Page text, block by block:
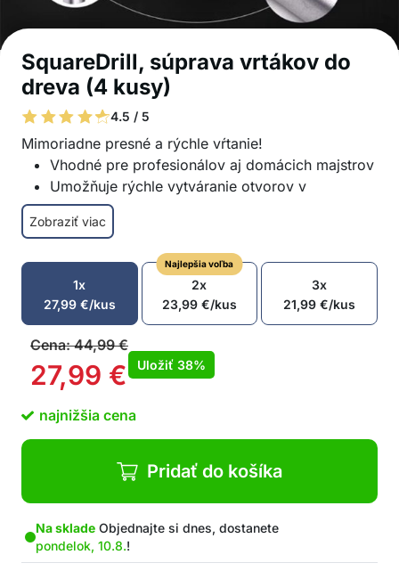
SquareDrill, súprava vrtákov do
dreva (4 kusy)
4.5 / 5
Mimoriadne presné a rýchle vŕtanie!
Vhodné pre profesionálov aj domácich majstrov
Umožňuje rýchle vytváranie otvorov v
drevených materiáloch
Vyrobené z odolnej vysokokvalitnej ocele
Vynikajúci výkon
Menší odpor pri vŕtaní, čo umožňuje presnejšiu
veľkosť otvoru
Kompatibilné s rôznymi vŕtacími nástrojmi
V balení: 4x vrtáky (6,4 mm, 8 mm, 9,5 mm a
12,7 mm)
Zobraziť viac
1x
27,99 €/kus
Najlepšia voľba
2x
23,99 €/kus
3x
21,99€/kus
Cena:44,99€
27,99 € Uložiť 38%
najnižšia cena
Pridať do košíka
Na sklade Objednajte si dnes, dostanete
pondelok, 10.8.!